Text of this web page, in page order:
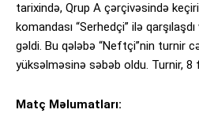
tarixində, Qrup A çərçivəsində
komandası “Serhedçi” ilə
gəldi. Bu qələbə “Neftçi”nin turnir
yüksəlməsinə səbəb oldu. Turnir, 8
Matç Məlumatları: